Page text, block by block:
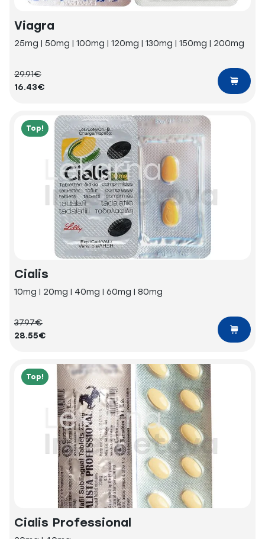
Viagra
25mg | 50mg | 100mg | 120mg | 130mg | 150mg | 200mg
29.91€
16.43€
Top!
Cialis
10mg | 20mg | 40mg | 60mg | 80mg
37.97€
28.55€
Top!
Cialis Professional